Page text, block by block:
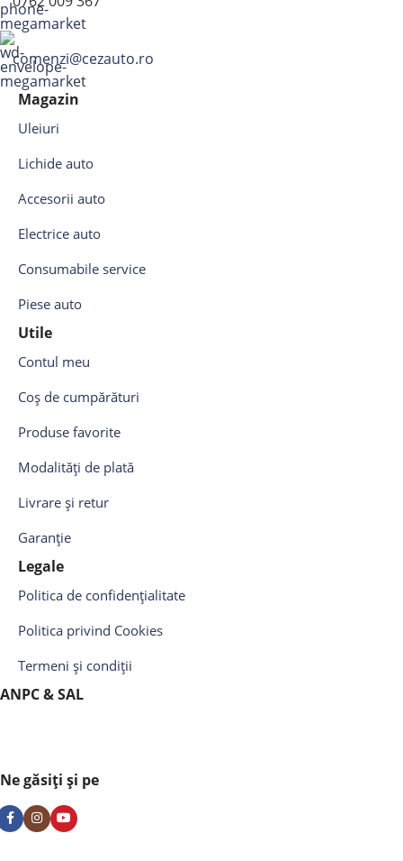
comenzi@cezauto.ro
Magazin
Uleiuri
Lichide auto
Accesorii auto
Electrice auto
Consumabile service
Piese auto
Utile
Contul meu
Coș de cumpărături
Produse favorite
Modalități de plată
Livrare și retur
Garanție
Legale
Politica de confidențialitate
Politica privind Cookies
Termeni și condiții
ANPC & SAL
Ne găsiți și pe